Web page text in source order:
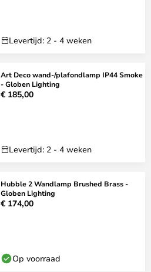
Levertijd: 2 - 4 weken
Art Deco wand-/plafondlamp IP44 Smoke
- Globen Lighting
€ 185,00
Levertijd: 2 - 4 weken
Hubble 2 Wandlamp Brushed Brass -
Globen Lighting
€ 174,00
Op voorraad